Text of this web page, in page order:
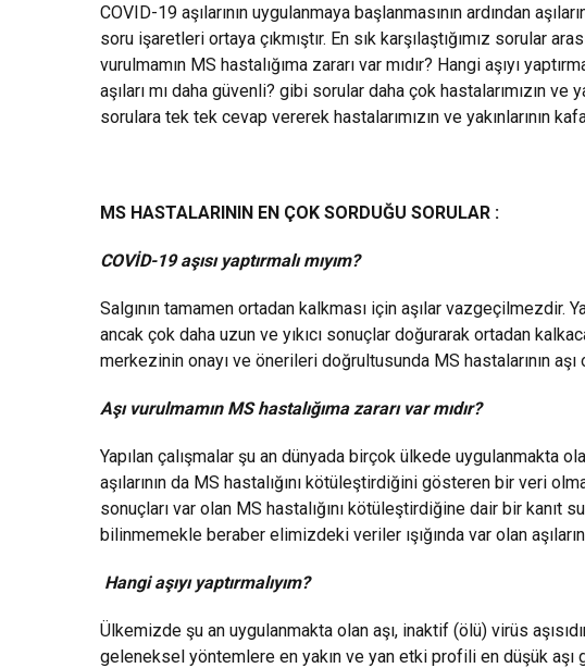
COVID-19 aşılarının uygulanmaya başlanmasının ardından
soru işaretleri ortaya çıkmıştır. En sık karşılaştığımız sorular
vurulmamın MS hastalığıma zararı var mıdır? Hangi aşıyı
aşıları mı daha güvenli? gibi sorular daha çok hastalarımızın ve
sorulara tek tek cevap vererek hastalarımızın ve yakınlarının kafa
MS HASTALARININ EN ÇOK SORDUĞU SORULAR :
COVİD-19 aşısı yaptırmalı mıyım?
Salgının tamamen ortadan kalkması için aşılar vazgeçilmezdir.
ancak çok daha uzun ve yıkıcı sonuçlar doğurarak ortadan
merkezinin onayı ve önerileri doğrultusunda MS hastalarının aşı
Aşı vurulmamın MS hastalığıma zararı var mıdır?
Yapılan çalışmalar şu an dünyada birçok ülkede uygulanmakta
aşılarının da MS hastalığını kötüleştirdiğini gösteren bir veri
sonuçları var olan MS hastalığını kötüleştirdiğine dair bir kanıt
bilinmemekle beraber elimizdeki veriler ışığında var olan
Hangi aşıyı yaptırmalıyım?
Ülkemizde şu an uygulanmakta olan aşı, inaktif (ölü) virüs
geleneksel yöntemlere en yakın ve yan etki profili en düşük aşı